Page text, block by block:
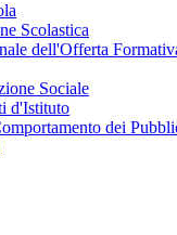
Scolastica
dell'Offerta
Sociale
d'Istituto
dei